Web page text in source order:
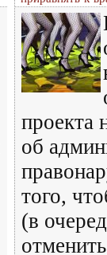
проекта
об
того,
(в